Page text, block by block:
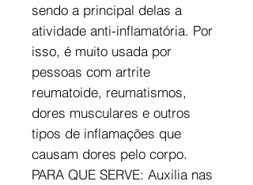
sendo a principal delas a
atividade anti-inflamatória. Por
isso, é muito usada por
pessoas com artrite
reumatoide, reumatismos,
dores musculares e outros
tipos de inflamações que
causam dores pelo corpo.
PARA QUE SERVE: Auxilia nas